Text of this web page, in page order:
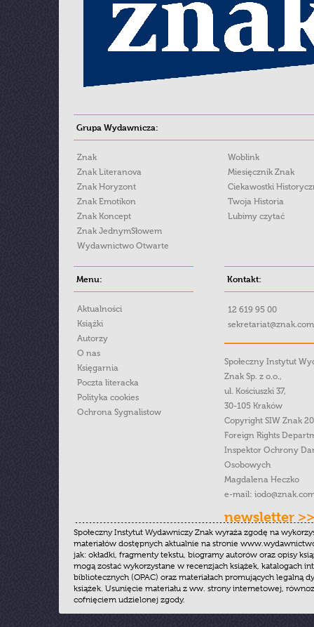
Grupa Wydawnicza:
Znak
Znak Literanova
Znak Horyzont
Znak Emotikon
Znak Koncept
Znak JednymSłowem
Wydawnictwo Otwarte
Woblink
Miesięcznik Znak
Ciekawostki
Twoja Historia
Lubimy czytać
Menu:
Aktualności
Książki
Autorzy
O nas
Księgarnia
Poczta literacka
Polityka cookies
Ochrona Sygnalistow
Kontakt:
12 619 95 00
Społeczny Instytut
Znak Sp. z o.o.,
ul. Kościuszki 37,
30-105 Kraków
Copyright SIW Znak
Foreign Rights
Inspektor Ochrony
Osobowych
Magdalena Heczko
e-mail:
newsletter >>
Społeczny Instytut Wydawniczy Znak wyraża zgodę na
materiałów dostępnych aktualnie na stronie
jak: okładki, fragmenty tekstu, biogramy autorów oraz opisy
mogą zostać wykorzystane w recenzjach książek, katalogach
bibliotecznych (OPAC) oraz materiałach promujących legalną
książek. Usunięcie materiału z ww. strony internetowej,
cofnięciem udzielonej zgody.